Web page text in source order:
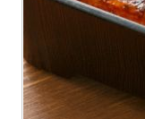
動
す
る